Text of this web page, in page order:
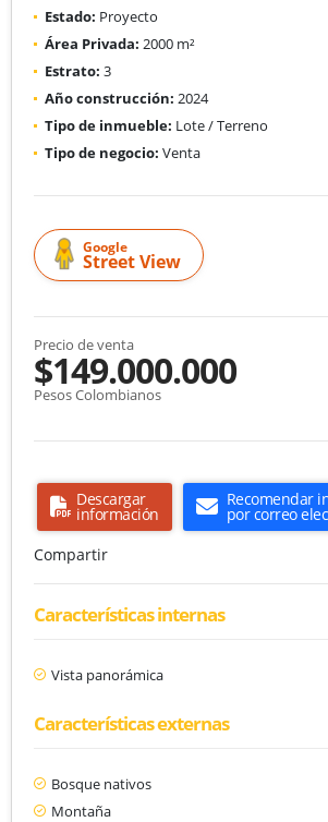
Estado: Proyecto
Área Privada: 2000 m²
Estrato: 3
Año construcción: 2024
Tipo de inmueble: Lote / Terreno
Tipo de negocio: Venta
Google
Street View
Precio de venta
$149.000.000
Pesos Colombianos
Descargar
información
Recomendar
por correo
Compartir
Características internas
Vista panorámica
Características externas
Bosque nativos
Montaña